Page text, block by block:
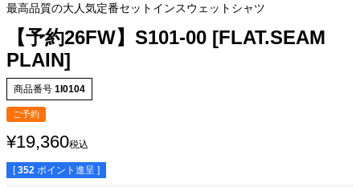
最高品質の大人気定番セットインスウェットシャツ
【予約26FW】S101-00 [FLAT.SEAM
PLAIN]
商品番号 1I0104
ご予約
¥19,360税込
[ 352 ポイント進呈 ]